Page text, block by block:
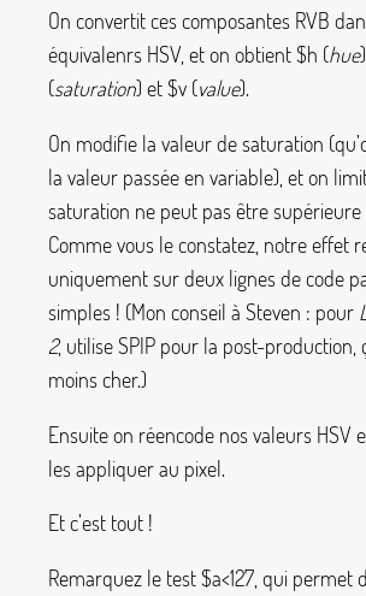
On convertit ces composantes RVB
équivalenrs HSV, et on obtient $h (hue),
(saturation) et $v (value).
On modifie la valeur de saturation
la valeur passée en variable), et on
saturation ne peut pas être supérieure
Comme vous le constatez, notre effet
uniquement sur deux lignes de code
simples ! (Mon conseil à Steven : pour
2, utilise SPIP pour la post-production,
moins cher.)
Ensuite on réencode nos valeurs HSV
les appliquer au pixel.
Et c’est tout !
Remarquez le test $a<127 , qui permet